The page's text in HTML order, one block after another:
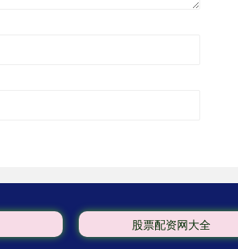
股票配资网大全